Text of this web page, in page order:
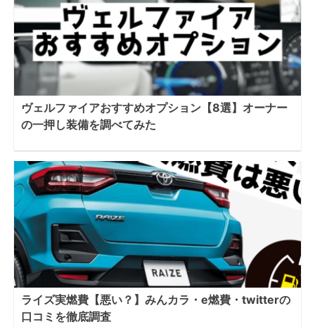
ヴェルファイアおすすめオプション【8選】オーナー
の一押し装備を調べてみた
ライズ実燃費【悪い？】みんカラ・e燃費・twitterの
口コミを徹底調査